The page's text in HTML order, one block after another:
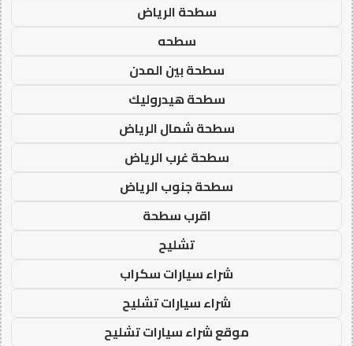
سطحة الرياض
سطحه
سطحة بين المدن
سطحة هيدروليك
سطحة شمال الرياض
سطحة غرب الرياض
سطحة جنوب الرياض
اقرب سطحة
تشليح
شراء سيارات سكراب
شراء سيارات تشليح
موقع شراء سيارات تشليح